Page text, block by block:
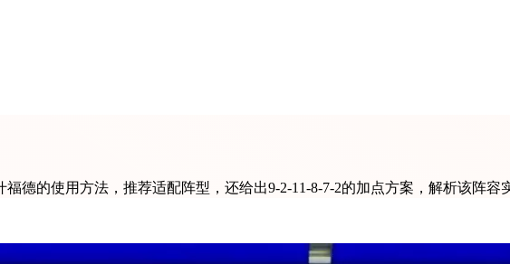
德的使用方法，推荐适配阵型，还给出9-2-11-8-7-2的加点方案，解析该阵容